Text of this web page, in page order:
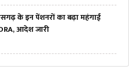
के इन पेंशनरों का बढ़ा‌ महंगाई
आदेश जारी